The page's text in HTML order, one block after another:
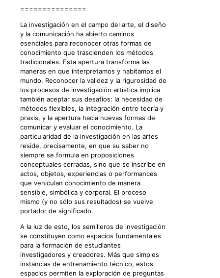
===============
La investigación en el campo del arte, el diseño
y la comunicación ha abierto caminos
esenciales para reconocer otras formas de
conocimiento que trascienden los métodos
tradicionales. Esta apertura transforma las
maneras en que interpretamos y habitamos el
mundo. Reconocer la validez y la rigurosidad de
los procesos de investigación artística implica
también aceptar sus desafíos: la necesidad de
métodos flexibles, la integración entre teoría y
praxis, y la apertura hacia nuevas formas de
comunicar y evaluar el conocimiento. La
particularidad de la investigación en las artes
reside, precisamente, en que su saber no
siempre se formula en proposiciones
conceptuales cerradas, sino que se inscribe en
actos, objetos, experiencias o performances
que vehiculan conocimiento de manera
sensible, simbólica y corporal. El proceso
mismo (y no sólo sus resultados) se vuelve
portador de significado.
A la luz de esto, los semilleros de investigación
se constituyen como espacios fundamentales
para la formación de estudiantes
investigadores y creadores. Más que simples
instancias de entrenamiento técnico, estos
espacios permiten la exploración de preguntas